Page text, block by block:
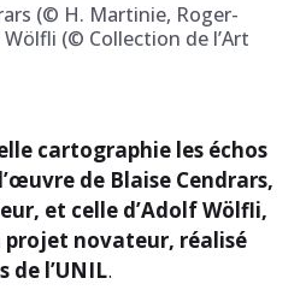
(© H. Martinie, Roger-
(© Collection de l’Art
cartographie les échos
de Blaise Cendrars,
et celle d’Adolf Wölfli,
projet novateur, réalisé
de l’UNIL.